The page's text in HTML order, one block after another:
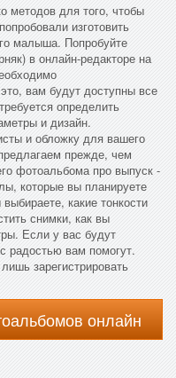
методов для того, чтобы
изготовить
малыша. Попробуйте
в онлайн-редакторе на
вам будут доступны все
определить
и дизайн.
и обложку для вашего
прежде, чем
фотоальбома про выпуск -
которые вы планируете
какие тонкости
снимки, как вы
Если у вас будут
радостью вам помогут.
зарегистрировать
онлайн